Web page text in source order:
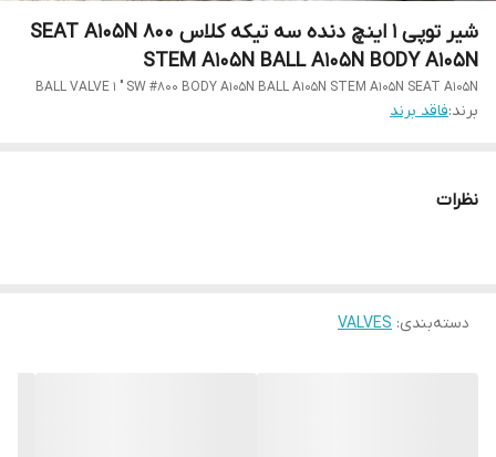
شیر توپی 1 اینچ دنده سه تیکه کلاس 800 SEAT A105N
STEM A105N BALL A105N BODY A105N
BALL VALVE 1 " SW #800 BODY A105N BALL A105N STEM A105N SEAT A105N
برند:فاقد برند
نظرات
دسته‌بندی:
VALVES